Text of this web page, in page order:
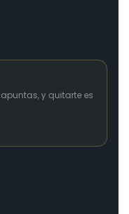
y quitarte es